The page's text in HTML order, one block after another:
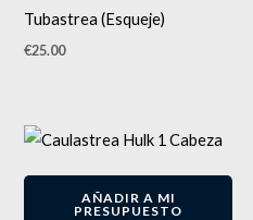
Tubastrea (Esqueje)
€25.00
AÑADIR A MI
PRESUPUESTO